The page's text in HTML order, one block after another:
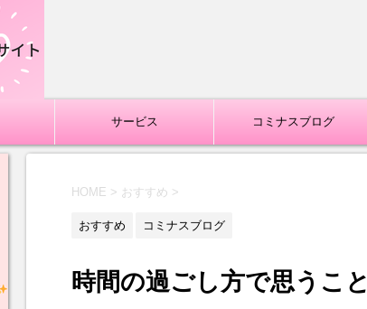
サービス コミナスブログ
HOME > おすすめ >
おすすめ コミナスブログ
時間の過ごし方で思うこと